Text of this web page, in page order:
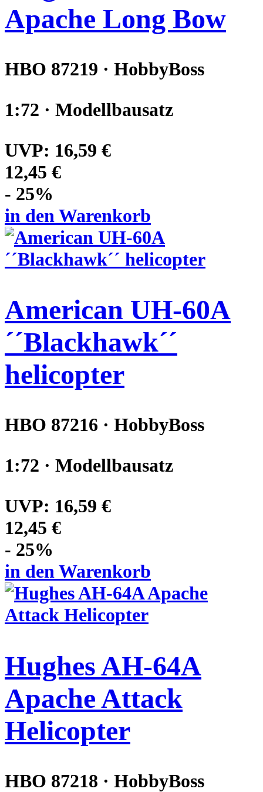
Apache Long Bow
HBO 87219 · HobbyBoss
1:72 · Modellbausatz
UVP: 16,59 €
12,45 €
- 25%
in den Warenkorb
American UH-60A
´´Blackhawk´´
helicopter
HBO 87216 · HobbyBoss
1:72 · Modellbausatz
UVP: 16,59 €
12,45 €
- 25%
in den Warenkorb
Hughes AH-64A
Apache Attack
Helicopter
HBO 87218 · HobbyBoss